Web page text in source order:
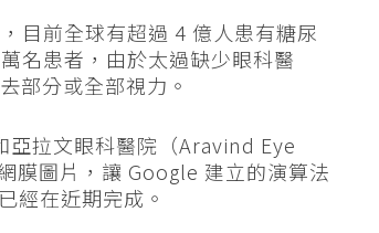
目前全球有超過 4 億人患有糖尿
名患者，由於太過缺少眼科醫
部分或全部視力。
拉文眼科醫院（Aravind Eye
膜圖片，讓 Google 建立的演算法
經在近期完成。